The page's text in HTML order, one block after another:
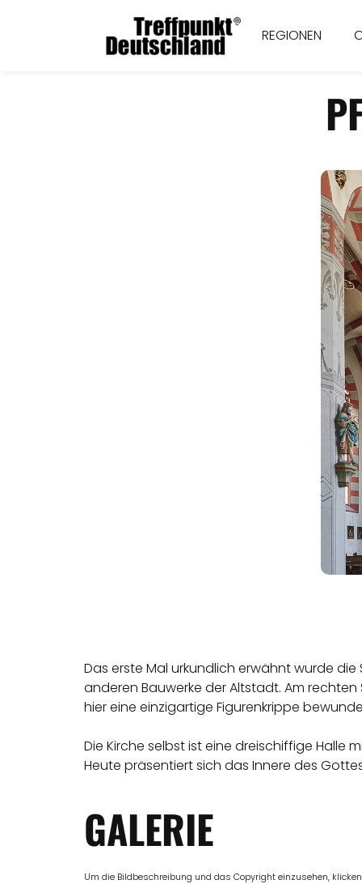
REGIONEN
Das erste Mal urkundlich erwähnt wurde
anderen Bauwerke der Altstadt. Am
hier eine einzigartige Figurenkrippe
Die Kirche selbst ist eine dreischiffige
Heute präsentiert sich das Innere des
GALERIE
Um die Bildbeschreibung und das Copyright einzusehen,